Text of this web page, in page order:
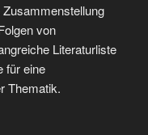
von
Literaturliste
für eine
Thematik.